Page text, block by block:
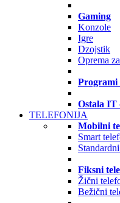
Gaming
Konzole
Igre
Dzojstik
Oprema
Programi
Ostala IT
TELEFONIJA
Mobilni
Smart
Fiksni
Žični
Bežični